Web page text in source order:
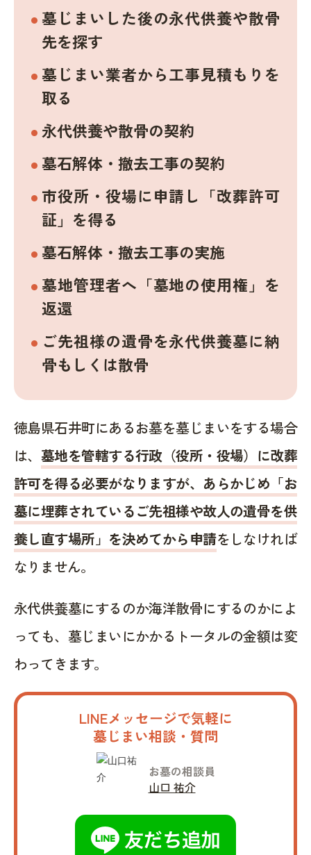
墓じまいした後の永代供養や散骨
先を探す
墓じまい業者から工事見積もりを
取る
永代供養や散骨の契約
墓石解体・撤去工事の契約
市役所・役場に申請し「改葬許可
証」を得る
墓石解体・撤去工事の実施
墓地管理者へ「墓地の使用権」を
返還
ご先祖様の遺骨を永代供養墓に納
骨もしくは散骨
徳島県石井町にあるお墓を墓じまいをする場合
は、 墓地を管轄する行政（役所・役場）に改葬
許可を得る必要がなりますが、あらかじめ「お
墓に埋葬されているご先祖様や故人の遺骨を供
養し直す場所」を決めてから申請をしなければ
なりません。
永代供養墓にするのか海洋散骨にするのかによ
っても、墓じまいにかかるトータルの金額は変
わってきます。
LINEメッセージで気軽に
墓じまい相談・質問
お墓の相談員
山口 祐介